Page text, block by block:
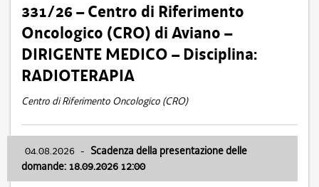
331/26 – Centro di Riferimento
Oncologico (CRO) di Aviano –
DIRIGENTE MEDICO – Disciplina:
RADIOTERAPIA
Centro di Riferimento Oncologico (CRO)
04.08.2026 - Scadenza della presentazione delle
domande: 18.09.2026 12:00